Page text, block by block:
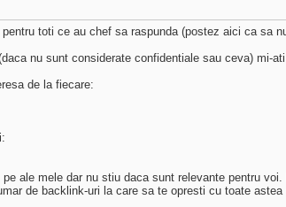
toti ce au chef sa raspunda (postez aici ca sa
nu sunt considerate confidentiale sau ceva) mi-
de la fiecare:
pe ale mele dar nu stiu daca sunt relevante pentru
de backlink-uri la care sa te opresti cu toate